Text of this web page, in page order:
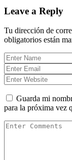
Leave a Reply
Tu dirección de
obligatorios están
Guarda mi
para la próxima vez